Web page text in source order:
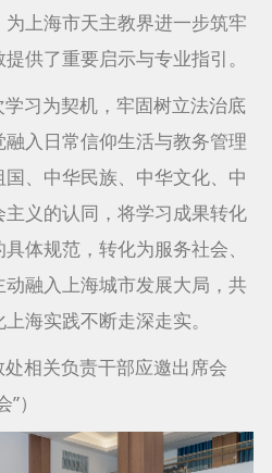
上海市天主教界进一步筑牢
供了重要启示与专业指引。
习为契机，牢固树立法治底
入日常信仰生活与教务管理
、中华民族、中华文化、中
义的认同，将学习成果转化
体规范，转化为服务社会、
融入上海城市发展大局，共
海实践不断走深走实。
相关负责干部应邀出席会
）